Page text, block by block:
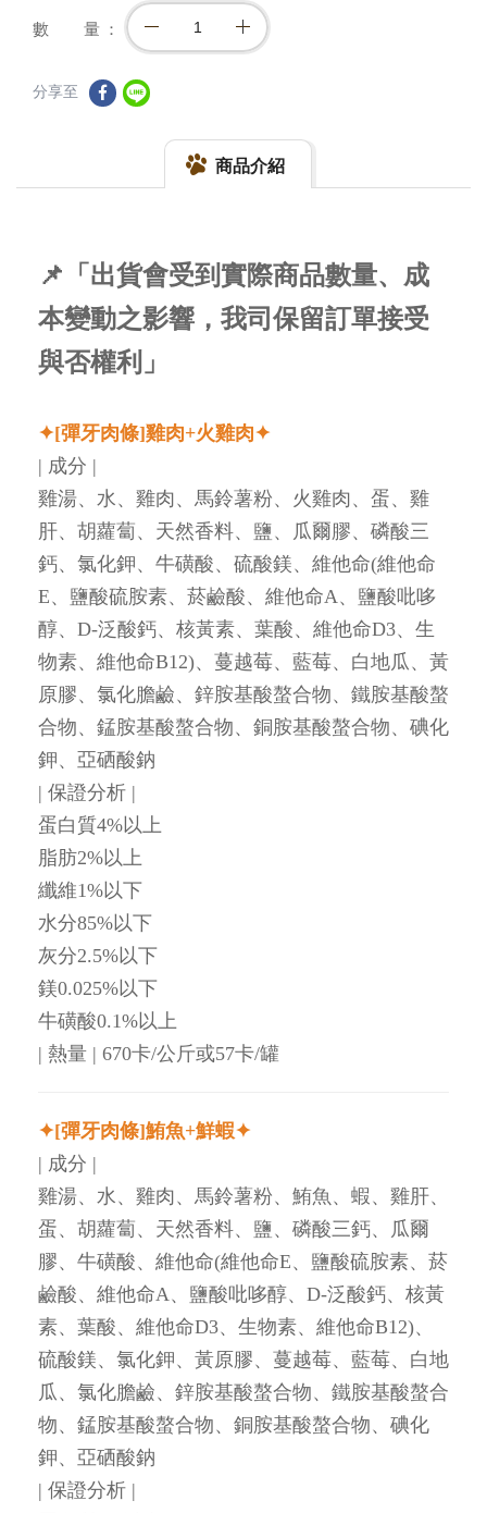
數 量
分享至
商品介紹
📌「出貨會受到實際商品數量、成
本變動之影響，我司保留訂單接受
與否權利」
✦[彈牙肉條]雞肉+火雞肉✦
| 成分 |
雞湯、水、雞肉、馬鈴薯粉、火雞肉、蛋、雞
肝、胡蘿蔔、天然香料、鹽、瓜爾膠、磷酸三
鈣、氯化鉀、牛磺酸、硫酸鎂、維他命(維他命
E、鹽酸硫胺素、菸鹼酸、維他命A、鹽酸吡哆
醇、D-泛酸鈣、核黃素、葉酸、維他命D3、生
物素、維他命B12)、蔓越莓、藍莓、白地瓜、黃
原膠、氯化膽鹼、鋅胺基酸螯合物、鐵胺基酸螯
合物、錳胺基酸螯合物、銅胺基酸螯合物、碘化
鉀、亞硒酸鈉
| 保證分析 |
蛋白質4%以上
脂肪2%以上
纖維1%以下
水分85%以下
灰分2.5%以下
鎂0.025%以下
牛磺酸0.1%以上
| 熱量 | 670卡/公斤或57卡/罐
✦[彈牙肉條]鮪魚+鮮蝦✦
| 成分 |
雞湯、水、雞肉、馬鈴薯粉、鮪魚、蝦、雞肝、
蛋、胡蘿蔔、天然香料、鹽、磷酸三鈣、瓜爾
膠、牛磺酸、維他命(維他命E、鹽酸硫胺素、菸
鹼酸、維他命A、鹽酸吡哆醇、D-泛酸鈣、核黃
素、葉酸、維他命D3、生物素、維他命B12)、
硫酸鎂、氯化鉀、黃原膠、蔓越莓、藍莓、白地
瓜、氯化膽鹼、鋅胺基酸螯合物、鐵胺基酸螯合
物、錳胺基酸螯合物、銅胺基酸螯合物、碘化
鉀、亞硒酸鈉
| 保證分析 |